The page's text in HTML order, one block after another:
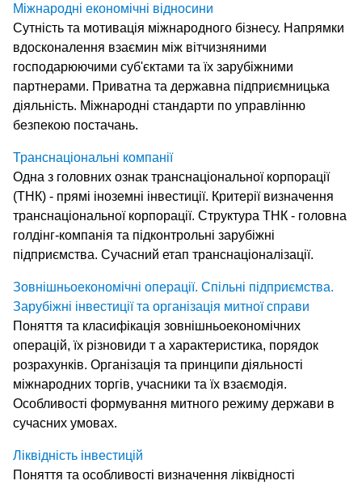
Міжнародні економічні відносини
Сутність та мотивація міжнародного бізнесу. Напрямки
вдосконалення взаємин між вітчизняними
господарюючими суб'єктами та їх зарубіжними
партнерами. Приватна та державна підприємницька
діяльність. Міжнародні стандарти по управлінню
безпекою постачань.
Транснаціональні компанії
Одна з головних ознак транснаціональної корпорації
(ТНК) - прямі іноземні інвестиції. Критерії визначення
транснаціональної корпорації. Структура ТНК - головна
голдінг-компанія та підконтрольні зарубіжні
підприємства. Сучасний етап транснаціоналізації.
Зовнішньоекономічні операції. Спільні підприємства.
Зарубіжні інвестиції та організація митної справи
Поняття та класифікація зовнішньоекономічних
операцій, їх різновиди т а характеристика, порядок
розрахунків. Організація та принципи діяльності
міжнародних торгів, учасники та їх взаємодія.
Особливості формування митного режиму держави в
сучасних умовах.
Ліквідність інвестицій
Поняття та особливості визначення ліквідності